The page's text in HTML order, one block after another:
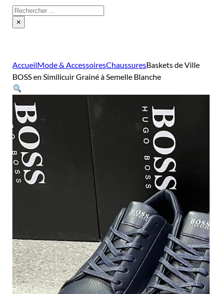
Rechercher
×
AccueilMode & AccessoiresChaussuresBaskets de Ville
BOSS en Similicuir Grainé à Semelle Blanche